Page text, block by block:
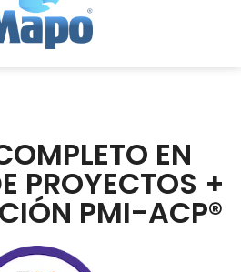
EN
PROYECTOS +
PMI-ACP®